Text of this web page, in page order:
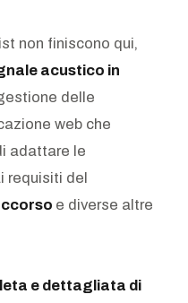
non finiscono qui,
acustico in
delle
web che
adattare le
requisiti del
e diverse altre
e dettagliata di